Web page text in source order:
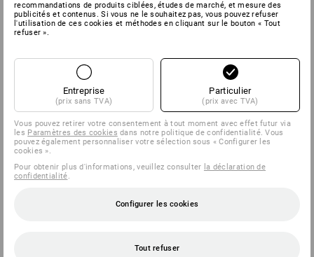
recommandations de produits ciblées, études de marché, et mesure des
publicités et contenus. Si vous ne le souhaitez pas, vous pouvez refuser
l'utilisation de ces cookies et méthodes en cliquant sur le bouton « Tout
refuser ».
Entreprise
(prix sans TVA)
Particulier
(prix avec TVA)
Vous pouvez retirer votre consentement à tout moment avec effet futur via
les Paramètres des cookies dans notre politique de confidentialité. Vous
pouvez également personnaliser votre sélection sous « Configurer les
cookies ».
Pour obtenir plus d'informations, veuillez consulter la déclaration de
confidentialité
Configurer les cookies
Tout refuser